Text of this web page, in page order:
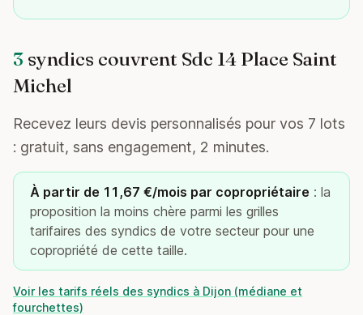
3 syndics couvrent Sdc 14 Place Saint
Michel
Recevez leurs devis personnalisés pour vos 7 lots
: gratuit, sans engagement, 2 minutes.
À partir de 11,67 €/mois par copropriétaire : la
proposition la moins chère parmi les grilles
tarifaires des syndics de votre secteur pour une
copropriété de cette taille.
Voir les tarifs réels des syndics à Dijon (médiane et
fourchettes)